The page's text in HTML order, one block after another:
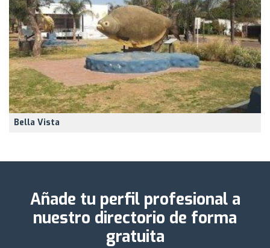
Bella Vista
Añade tu perfil profesional a
nuestro directorio de forma
gratuita